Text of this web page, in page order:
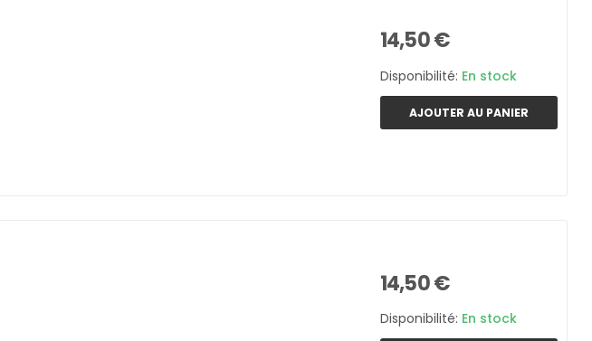
14,50 €
Disponibilité: En stock
AJOUTER AU PANIER
14,50 €
Disponibilité: En stock